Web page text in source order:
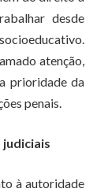
desde
atenção,
prioridade da
penais.
à autoridade